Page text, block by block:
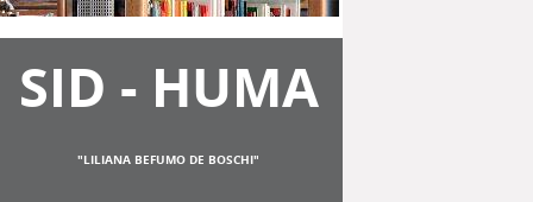
SID - HUMA
"LILIANA BEFUMO DE BOSCHI"